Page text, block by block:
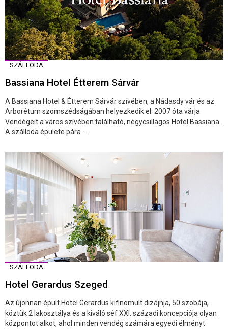
SZÁLLODA
Bassiana Hotel Étterem Sárvár
A Bassiana Hotel & Étterem Sárvár szívében, a Nádasdy vár és az
Arborétum szomszédságában helyezkedik el. 2007 óta várja
Vendégeit a város szívében található, négycsillagos Hotel Bassiana.
A szálloda épülete pára ...
SZÁLLODA
Hotel Gerardus Szeged
Az újonnan épült Hotel Gerardus kifinomult dizájnja, 50 szobája,
köztük 2 lakosztálya és a kiváló séf XXI. századi koncepciója olyan
központot alkot, ahol minden vendég számára egyedi élményt